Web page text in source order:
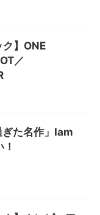
ク】ONE
／
ぎた名作」Iam